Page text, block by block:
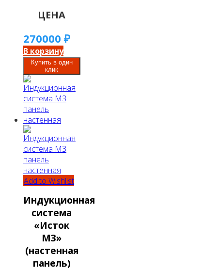
ЦЕНА
270000 ₽
В корзину
Купить в один
клик
Add to Wishlist
Индукционная
система
«Исток
М3»
(настенная
панель)